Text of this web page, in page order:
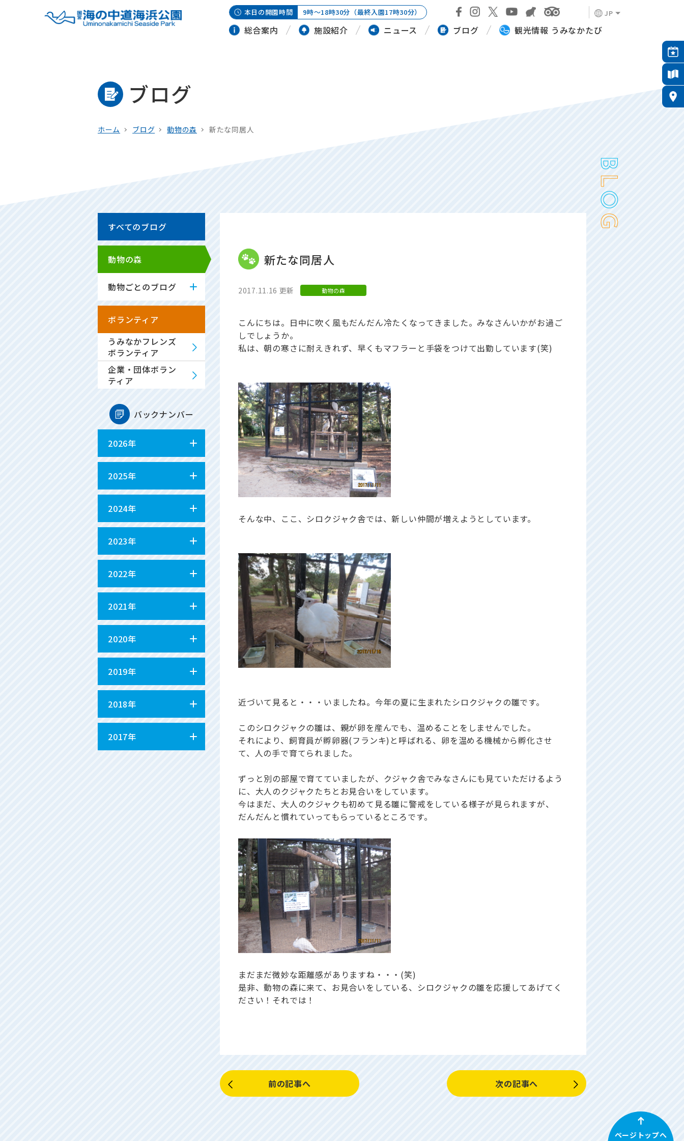
本日の開園時間 9時～18時30分（最終入園17時30分） JP
総合案内 施設紹介 ニュース ブログ 観光情報 うみなかたび
ブログ
ホーム ブログ 動物の森 新たな同居人
すべてのブログ
動物の森
動物ごとのブログ
ボランティア
うみなかフレンズ
ボランティア
企業・団体ボラン
ティア
バックナンバー
2026年
2025年
2024年
2023年
2022年
2021年
2020年
2019年
2018年
2017年
新たな同居人
2017.11.16 更新 動物の森
こんにちは。日中に吹く風もだんだん冷たくなってきました。みなさんいかがお過ご
しでしょうか。
私は、朝の寒さに耐えきれず、早くもマフラーと手袋をつけて出勤しています(笑)
そんな中、ここ、シロクジャク舎では、新しい仲間が増えようとしています。
近づいて見ると・・・いましたね。今年の夏に生まれたシロクジャクの雛です。
このシロクジャクの雛は、親が卵を産んでも、温めることをしませんでした。
それにより、飼育員が孵卵器(フランキ)と呼ばれる、卵を温める機械から孵化させ
て、人の手で育てられました。
ずっと別の部屋で育てていましたが、クジャク舎でみなさんにも見ていただけるよう
に、大人のクジャクたちとお見合いをしています。
今はまだ、大人のクジャクも初めて見る雛に警戒をしている様子が見られますが、
だんだんと慣れていってもらっているところです。
まだまだ微妙な距離感がありますね・・・(笑)
是非、動物の森に来て、お見合いをしている、シロクジャクの雛を応援してあげてく
ださい！それでは！
前の記事へ 次の記事へ
ページトップへ